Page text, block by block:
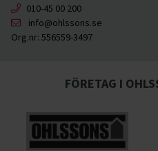
010-45 00 200
info@ohlssons.se
Org.nr: 556559-3497
FÖRETAG I